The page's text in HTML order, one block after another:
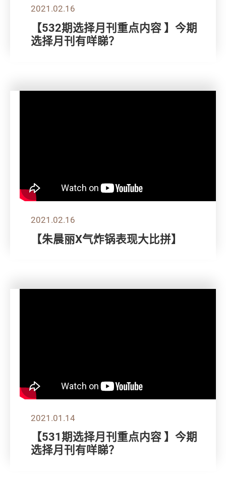
2021.02.16
【532期选择月刊重点内容 】今期
选择月刊有咩睇？
2021.02.16
【朱晨丽X气炸锅表现大比拼】
2021.01.14
【531期选择月刊重点内容 】今期
选择月刊有咩睇？